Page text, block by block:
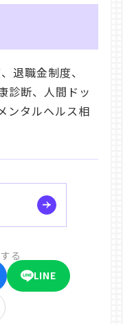
退職金制度、
診断、人間ドッ
ンタルヘルス相
る
LINE